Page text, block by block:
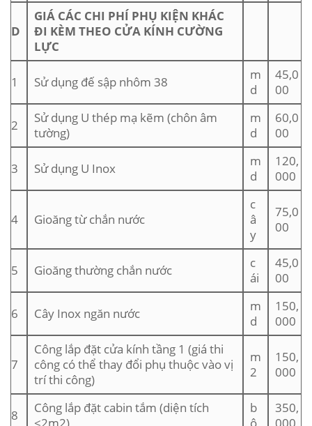
D
GIÁ CÁC CHI PHÍ PHỤ KIỆN KHÁC
ĐI KÈM THEO CỬA KÍNH CƯỜNG
LỰC
1 Sử dụng đế sập nhôm 38
m
d
45,0
00
2
Sử dụng U thép mạ kẽm (chôn âm
tường)
m
d
60,0
00
3 Sử dụng U Inox
m
d
120,
000
4 Gioăng từ chắn nước
c
â
y
75,0
00
5 Gioăng thường chắn nước
c
ái
45,0
00
6 Cây Inox ngăn nước
m
d
150,
000
7
Công lắp đặt cửa kính tầng 1 (giá thi
công có thể thay đổi phụ thuộc vào vị
trí thi công)
m
2
150,
000
8
Công lắp đặt cabin tắm (diện tích
b
350,